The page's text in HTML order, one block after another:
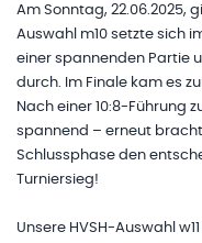
Am Sonntag, 22.06.2025,
Auswahl m10 setzte sich
einer spannenden Partie
durch. Im Finale kam es
Nach einer 10:8-Führung
spannend – erneut
Schlussphase den
Turniersieg!
Unsere HVSH-Auswahl